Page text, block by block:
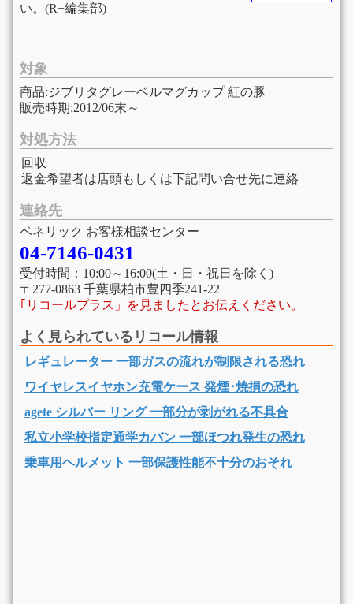
い。(R+編集部)
対象
商品:ジブリタグレーベルマグカップ 紅の豚
販売時期:2012/06末～
対処方法
回収
返金希望者は店頭もしくは下記問い合せ先に連絡
連絡先
ベネリック お客様相談センター
04-7146-0431
受付時間：10:00～16:00(土・日・祝日を除く)
〒277-0863 千葉県柏市豊四季241-22
｢リコールプラス」を見ましたとお伝えください。
よく見られているリコール情報
レギュレーター 一部ガスの流れが制限される恐れ
ワイヤレスイヤホン充電ケース 発煙･焼損の恐れ
agete シルバー リング 一部分が剥がれる不具合
私立小学校指定通学カバン 一部ほつれ発生の恐れ
乗車用ヘルメット 一部保護性能不十分のおそれ